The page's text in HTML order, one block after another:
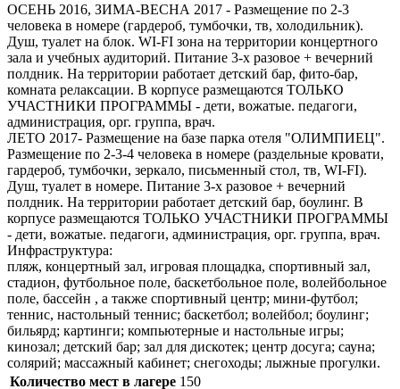
ОСЕНЬ 2016, ЗИМА-ВЕСНА 2017 - Размещение по 2-3
человека в номере (гардероб, тумбочки, тв, холодильник).
Душ, туалет на блок. WI-FI зона на территории концертного
зала и учебных аудиторий. Питание 3-х разовое + вечерний
полдник. На территории работает детский бар, фито-бар,
комната релаксации. В корпусе размещаются ТОЛЬКО
УЧАСТНИКИ ПРОГРАММЫ - дети, вожатые. педагоги,
администрация, орг. группа, врач.
ЛЕТО 2017- Размещение на базе парка отеля "ОЛИМПИЕЦ".
Размещение по 2-3-4 человека в номере (раздельные кровати,
гардероб, тумбочки, зеркало, письменный стол, тв, WI-FI).
Душ, туалет в номере. Питание 3-х разовое + вечерний
полдник. На территории работает детский бар, боулинг. В
корпусе размещаются ТОЛЬКО УЧАСТНИКИ ПРОГРАММЫ
- дети, вожатые. педагоги, администрация, орг. группа, врач.
Инфраструктура:
пляж, концертный зал, игровая площадка, спортивный зал,
стадион, футбольное поле, баскетбольное поле, волейбольное
поле, бассейн , а также спортивный центр; мини-футбол;
теннис, настольный теннис; баскетбол; волейбол; боулинг;
бильярд; картинги; компьютерные и настольные игры;
кинозал; детский бар; зал для дискотек; центр досуга; сауна;
солярий; массажный кабинет; снегоходы; лыжные прогулки.
Количество мест в лагере 150